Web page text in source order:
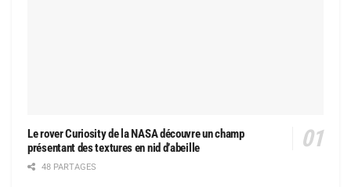
Le rover Curiosity de la NASA découvre un champ
présentant des textures en nid d’abeille
48 PARTAGES